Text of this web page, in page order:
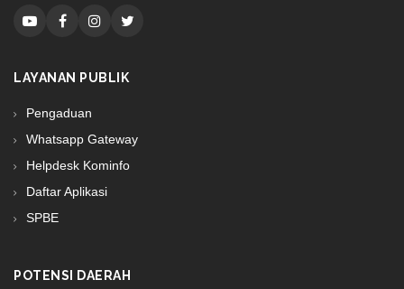
LAYANAN PUBLIK
Pengaduan
Whatsapp Gateway
Helpdesk Kominfo
Daftar Aplikasi
SPBE
POTENSI DAERAH